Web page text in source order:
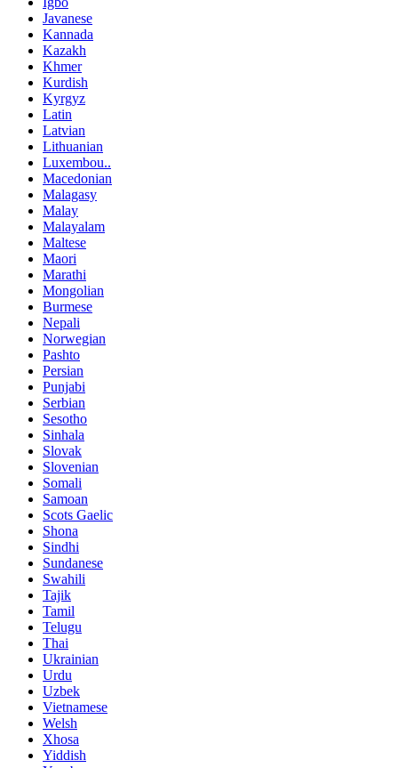
Javanese
Kannada
Kazakh
Khmer
Kurdish
Kyrgyz
Latin
Latvian
Lithuanian
Luxembou..
Macedonian
Malagasy
Malay
Malayalam
Maltese
Maori
Marathi
Mongolian
Burmese
Nepali
Norwegian
Pashto
Persian
Punjabi
Serbian
Sesotho
Sinhala
Slovak
Slovenian
Somali
Samoan
Scots Gaelic
Shona
Sindhi
Sundanese
Swahili
Tajik
Tamil
Telugu
Thai
Ukrainian
Urdu
Uzbek
Vietnamese
Welsh
Xhosa
Yiddish